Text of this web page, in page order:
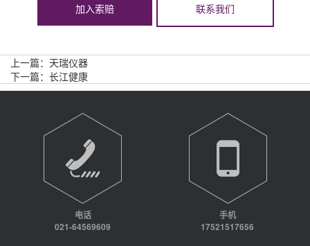
加入索赔 联系我们
上一篇： 天瑞仪器
下一篇： 长江健康
电话
021-64569609
手机
17521517656